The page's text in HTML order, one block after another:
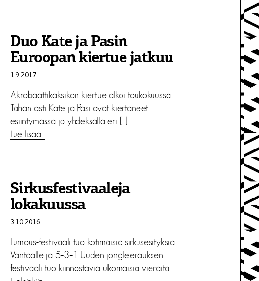
Duo Kate ja Pasin
Euroopan kiertue jatkuu
1.9.2017
Akrobaattikaksikon kiertue alkoi toukokuussa.
Tähän asti Kate ja Pasi ovat kiertäneet
esiintymässä jo yhdeksällä eri […]
Lue lisää…
Sirkusfestivaaleja
lokakuussa
3.10.2016
Lumous-festivaali tuo kotimaisia sirkusesityksiä
Vantaalle ja 5–3–1 Uuden jongleerauksen
festivaali tuo kiinnostavia ulkomaisia vieraita